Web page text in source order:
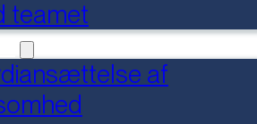
teamet
af